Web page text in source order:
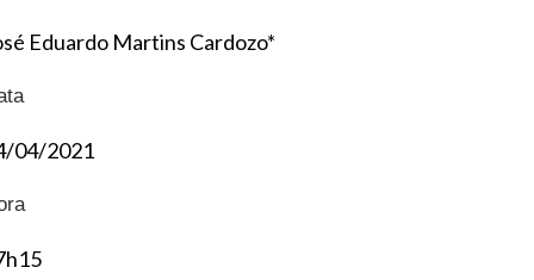
Eduardo Martins Cardozo*
04/2021